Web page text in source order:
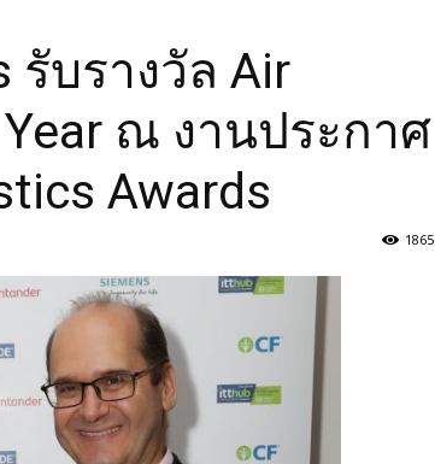
รับรางวัล Air
ณ งานประกาศ
Awards
1865